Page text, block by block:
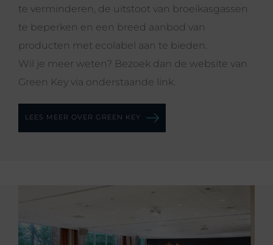
te verminderen, de uitstoot van broeikasgassen
te beperken en een breed aanbod van
producten met ecolabel aan te bieden.
Wil je meer weten? Bezoek dan de website van
Green Key via onderstaande link.
LEES MEER OVER GREEN KEY